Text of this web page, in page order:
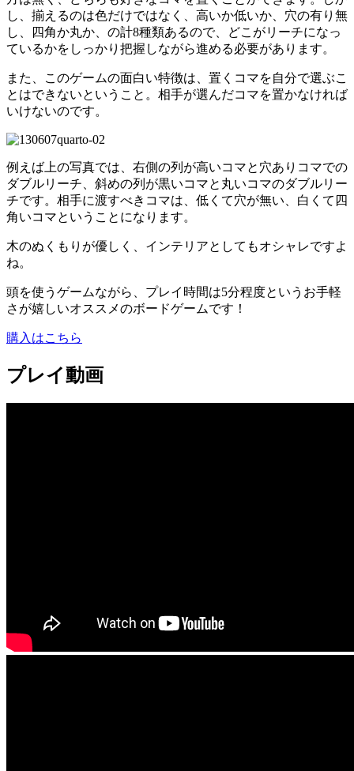
し、揃えるのは色だけではなく、高いか低いか、穴の有り無
し、四角か丸か、の計8種類あるので、どこがリーチになっ
ているかをしっかり把握しながら進める必要があります。
また、このゲームの面白い特徴は、置くコマを自分で選ぶこ
とはできないということ。相手が選んだコマを置かなければ
いけないのです。
例えば上の写真では、右側の列が高いコマと穴ありコマでの
ダブルリーチ、斜めの列が黒いコマと丸いコマのダブルリー
チです。相手に渡すべきコマは、低くて穴が無い、白くて四
角いコマということになります。
木のぬくもりが優しく、インテリアとしてもオシャレですよ
ね。
頭を使うゲームながら、プレイ時間は5分程度というお手軽
さが嬉しいオススメのボードゲームです！
購入はこちら
プレイ動画